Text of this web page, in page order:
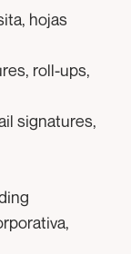
hojas
roll-ups,
signatures,